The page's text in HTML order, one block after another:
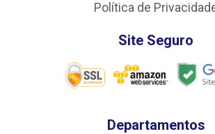
Política de
Site Seguro
Departamentos